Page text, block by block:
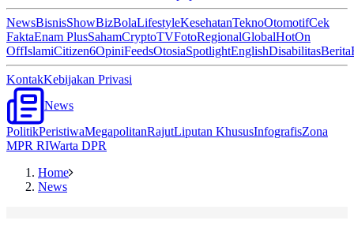
NewsBisnisShowBizBolaLifestyleKesehatanTeknoOtomotifCek
FaktaEnam PlusSahamCryptoTVFotoRegionalGlobalHotOn
OffIslamiCitizen6OpiniFeedsOtosiaSpotlightEnglishDisabilitasBerita
KontakKebijakan Privasi
News
PolitikPeristiwaMegapolitanRajutLiputan KhususInfografisZona
MPR RIWarta DPR
Home
News